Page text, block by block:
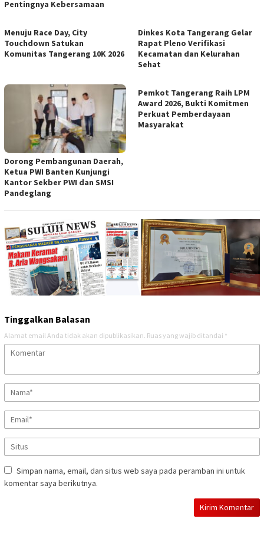
Pentingnya Kebersamaan
Menuju Race Day, City
Touchdown Satukan
Komunitas Tangerang 10K 2026
Dinkes Kota Tangerang Gelar
Rapat Pleno Verifikasi
Kecamatan dan Kelurahan
Sehat
Dorong Pembangunan Daerah,
Ketua PWI Banten Kunjungi
Kantor Sekber PWI dan SMSI
Pandeglang
Pemkot Tangerang Raih LPM
Award 2026, Bukti Komitmen
Perkuat Pemberdayaan
Masyarakat
Tinggalkan Balasan
Alamat email Anda tidak akan dipublikasikan. Ruas yang wajib ditandai *
Simpan nama, email, dan situs web saya pada peramban ini untuk
komentar saya berikutnya.